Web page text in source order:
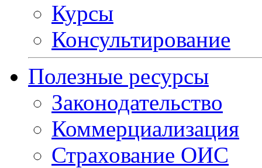
Курсы
Консультирование
Полезные ресурсы
Законодательство
Коммерциализация
Страхование ОИС